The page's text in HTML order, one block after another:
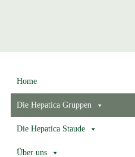
Home
Die Hepatica Gruppen
Die Hepatica Staude
Über uns